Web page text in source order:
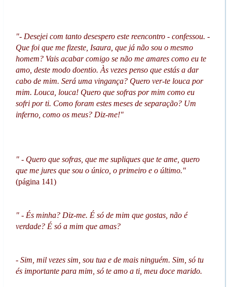
"- Desejei com tanto desespero este reencontro - confessou. -
Que foi que me fizeste, Isaura, que já não sou o mesmo
homem? Vais acabar comigo se não me amares como eu te
amo, deste modo doentio. Às vezes penso que estás a dar
cabo de mim. Será uma vingança? Quero ver-te louca por
mim. Louca, louca! Quero que sofras por mim como eu
sofri por ti. Como foram estes meses de separação? Um
inferno, como os meus? Diz-me!"
" - Quero que sofras, que me supliques que te ame, quero
que me jures que sou o único, o primeiro e o último."
(página 141)
" - És minha? Diz-me. É só de mim que gostas, não é
verdade? É só a mim que amas?
- Sim, mil vezes sim, sou tua e de mais ninguém. Sim, só tu
és importante para mim, só te amo a ti, meu doce marido.